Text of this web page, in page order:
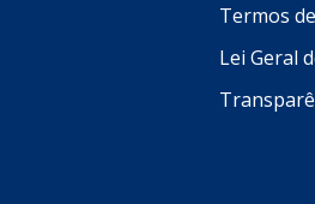
Termos
Lei Geral